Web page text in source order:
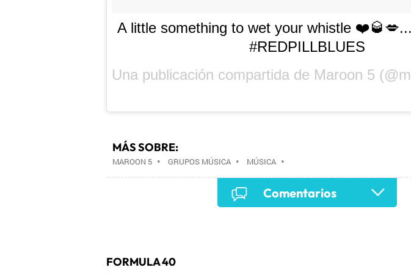
A little something to wet your whistle
#REDPILLBLUES
Una publicación compartida de Maroon 5
MÁS SOBRE:
MAROON 5• GRUPOS MÚSICA• MÚSICA•
Comentarios
FORMULA 40